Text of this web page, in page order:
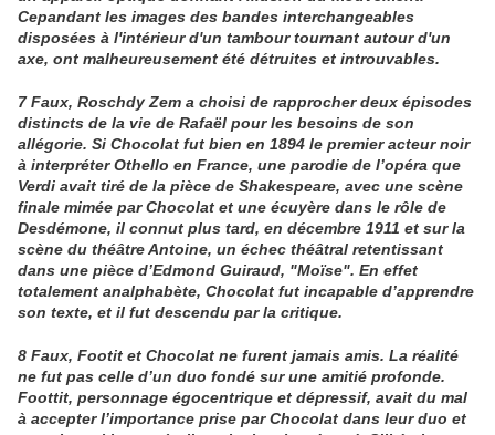
Cepandant les images des bandes interchangeables
disposées à l'intérieur d'un tambour tournant autour d'un
axe, ont malheureusement été détruites et introuvables.
7 Faux, Roschdy Zem a choisi de rapprocher deux épisodes
distincts de la vie de Rafaël pour les besoins de son
allégorie. Si Chocolat fut bien en 1894 le premier acteur noir
à interpréter Othello en France, une parodie de l’opéra que
Verdi avait tiré de la pièce de Shakespeare, avec une scène
finale mimée par Chocolat et une écuyère dans le rôle de
Desdémone, il connut plus tard, en décembre 1911 et sur la
scène du théâtre Antoine, un échec théâtral retentissant
dans une pièce d’Edmond Guiraud, "Moïse". En effet
totalement analphabète, Chocolat fut incapable d’apprendre
son texte, et il fut descendu par la critique.
8 Faux, Footit et Chocolat ne furent jamais amis. La réalité
ne fut pas celle d’un duo fondé sur une amitié profonde.
Foottit, personnage égocentrique et dépressif, avait du mal
à accepter l’importance prise par Chocolat dans leur duo et